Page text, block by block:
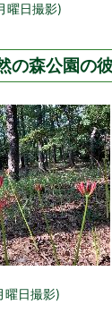
曜日撮影)
の森公園の
曜日撮影)